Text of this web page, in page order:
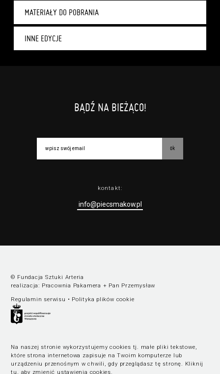
MATERIAŁY DO POBRANIA
INNE EDYCJE
BĄDŹ NA BIEŻĄCO!
ok
kontakt:
info@piecsmakow.pl
© Fundacja Sztuki Arteria
realizacja: Pracownia Pakamera + Pan Przemysław
Regulamin serwisu • Polityka plików cookie
Na naszej stronie wykorzystujemy cookies tj. małe pliki tekstowe,
które strona internetowa zapisuje na Twoim komputerze lub
urządzeniu przenośnym w chwili, gdy przeglądasz tę stronę. Kliknij
tu, aby zmienić ustawienia cookies.